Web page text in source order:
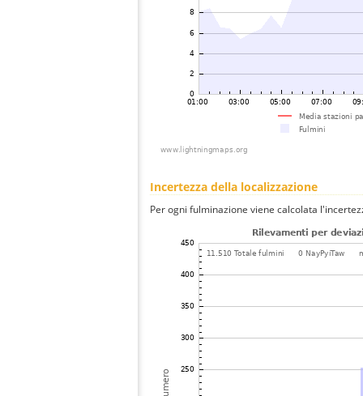
Incertezza della localizzazione
Per ogni fulminazione viene calcolata